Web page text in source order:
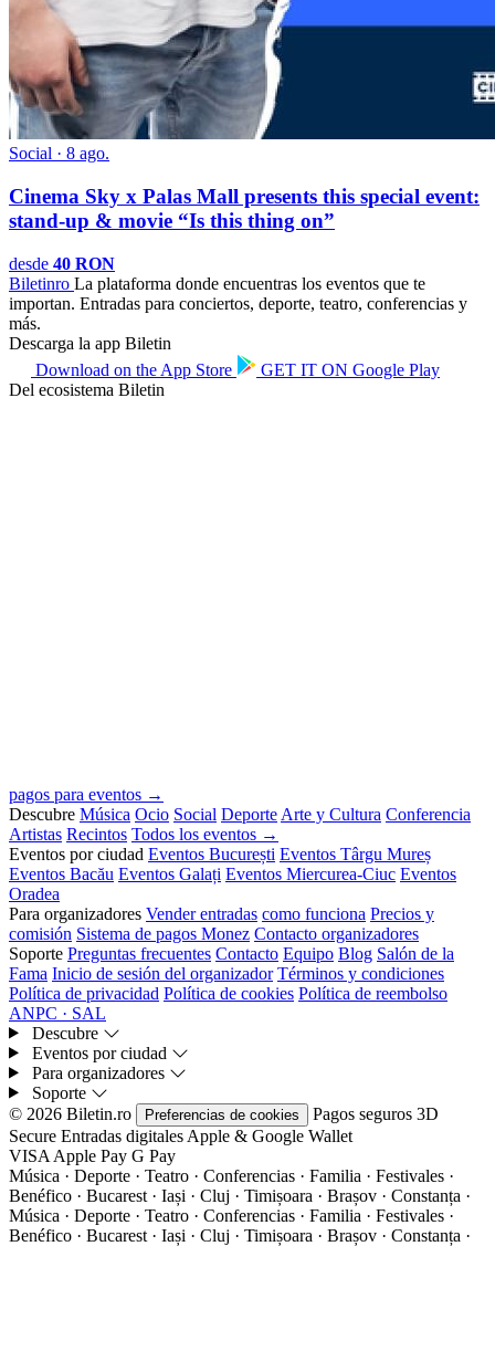
Social · 8 ago.
Cinema Sky x Palas Mall presents this special event:
stand-up & movie “Is this thing on”
desde 40 RON
Biletinro La plataforma donde encuentras los eventos que te
importan. Entradas para conciertos, deporte, teatro, conferencias y
más.
Descarga la app Biletin
Download on the App Store GET IT ON Google Play
Del ecosistema Biletin
pagos para eventos →
Descubre Música Ocio Social Deporte Arte y Cultura Conferencia
Artistas Recintos Todos los eventos →
Eventos por ciudad Eventos București Eventos Târgu Mureș
Eventos Bacău Eventos Galați Eventos Miercurea-Ciuc Eventos
Oradea
Para organizadores Vender entradas como funciona Precios y
comisión Sistema de pagos Monez Contacto organizadores
Soporte Preguntas frecuentes Contacto Equipo Blog Salón de la
Fama Inicio de sesión del organizador Términos y condiciones
Política de privacidad Política de cookies Política de reembolso
ANPC · SAL
Descubre
Eventos por ciudad
Para organizadores
Soporte
© 2026 Biletin.ro
Preferencias de cookies Pagos seguros 3D
Secure Entradas digitales Apple & Google Wallet
VISA Apple Pay G Pay
Música · Deporte · Teatro · Conferencias · Familia · Festivales ·
Benéfico · Bucarest · Iași · Cluj · Timișoara · Brașov · Constanța ·
Música · Deporte · Teatro · Conferencias · Familia · Festivales ·
Benéfico · Bucarest · Iași · Cluj · Timișoara · Brașov · Constanța ·